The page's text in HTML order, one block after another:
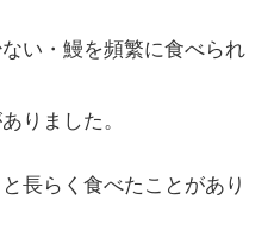
い・鰻を頻繁に食べられ
りました。
長らく食べたことがあり